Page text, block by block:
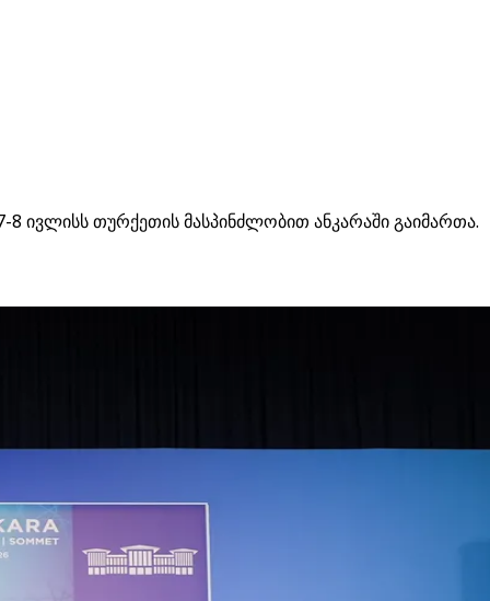
ივლისს თურქეთის მასპინძლობით ანკარაში გაიმართა.